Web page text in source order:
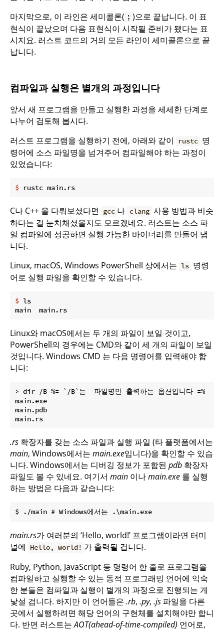
마지막으로, 이 라인은 세미콜론( ; )으로 끝납니다. 이 표
현식이 끝났으며 다음 표현식이 시작될 준비가 됐다는 표
시지요. 러스트 코드의 거의 모든 라인이 세미콜론으로 끝
납니다.
컴파일과 실행은 별개의 과정입니다
앞서 새 프로그램을 만들고 실행한 과정을 세세한 단계로
나누어 검토해 봅시다.
러스트 프로그램을 실행하기 전에, 아래와 같이
rustc 명
령어에 소스 파일명을 넘겨주어 컴파일해야 하는 과정이
있었습니다:
$ rustc main.rs
C나 C++ 을 다뤄보셨다면 gcc 나 clang 사용 방법과 비슷
하다는 걸 눈치채셨을지도 모르겠네요. 러스트는 소스 파
일 컴파일에 성공하면 실행 가능한 바이너리를 만들어 냅
니다.
Linux, macOS, Windows PowerShell 상에서는 ls 명령
어로 실행 파일을 확인할 수 있습니다.
$ ls
Linux와 macOS에서는 두 개의 파일이 보일 것이고,
PowerShell의 경우에는 CMD와 같이 세 개의 파일이 보일
것입니다. Windows CMD 는 다음 명령어를 입력해야 합
니다:
> dir /B %= `/B`는  파일명만 출력하는 옵션입니다 =%
main.exe
main.pdb
.rs 확장자를 갖는 소스 파일과 실행 파일 (타 플랫폼에서는
main, Windows에서는 main.exe입니다)을 확인할 수 있습
니다. Windows에서는 디버깅 정보가 포함된 pdb 확장자
파일도 볼 수 있네요. 여기서 main 이나main.exe 를 실행
하는 방법은 다음과 같습니다:
main.rs가 여러분의 ‘Hello, world!’ 프로그램이라면 터미
널에
Hello, world! 가 출력될 겁니다.
Ruby, Python, JavaScript 등 명령어 한 줄로 프로그램을
컴파일하고 실행할 수 있는 동적 프로그래밍 언어에 익숙
한 분들은 컴파일과 실행이 별개의 과정으로 진행되는 게
낯설 겁니다. 하지만 이 언어들은 .rb, .py, .js 파일을 다른
곳에서 실행하려면 해당 언어의 구현체를 설치해야만 합니
다. 반면 러스트는AOT(ahead-of-time-compiled) 언어로,